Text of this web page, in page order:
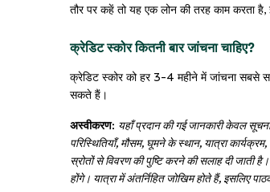
तौर पर कहें तो यह एक लोन की तरह काम करता
क्रेडिट स्कोर कितनी बार जांचना चाहिए?
क्रेडिट स्कोर को हर 3-4 महीने में जांचना सबसे
सकते हैं।
अस्वीकरण: यहाँ प्रदान की गई जानकारी केवल
परिस्थितियाँ, मौसम, घूमने के स्थान, यात्रा
स्रोतों से विवरण की पुष्टि करने की सलाह दी जाती
होंगे। यात्रा में अंतर्निहित जोखिम होते हैं, इसलिए